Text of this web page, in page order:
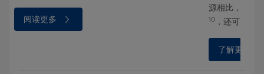
阅读更多
源相比，替代
10 ，还可以显
了解更多